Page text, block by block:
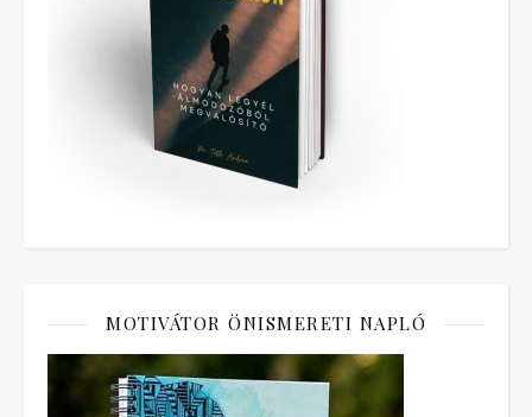
MOTIVÁTOR ÖNISMERETI NAPLÓ